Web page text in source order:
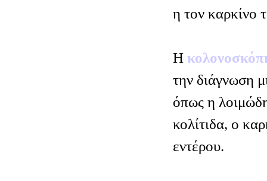
η τον καρκίνο
Η
την διάγνωση
όπως η
κολίτιδα, ο
εντέρου.